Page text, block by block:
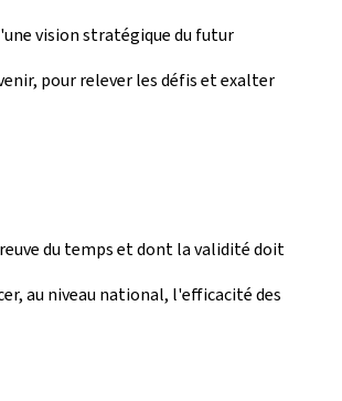
vision stratégique du futur
pour relever les défis et exalter
du temps et dont la validité doit
au niveau national, l'efficacité des